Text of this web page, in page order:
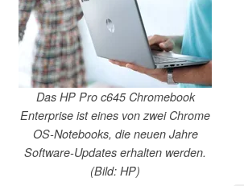
Das HP Pro c645 Chromebook
Enterprise ist eines von zwei Chrome
OS-Notebooks, die neuen Jahre
Software-Updates erhalten werden.
(Bild: HP)